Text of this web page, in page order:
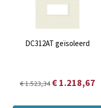
DC312AT geïsoleerd
€ 1.523,34 € 1.218,67